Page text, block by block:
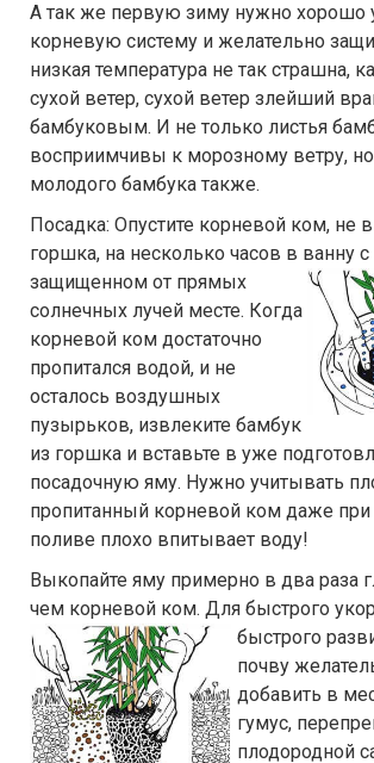
А так же первую зиму нужно хорошо
корневую систему и желательно
низкая температура не так страшна,
сухой ветер, сухой ветер злейший
бамбуковым. И не только листья
восприимчивы к морозному ветру, но
молодого бамбука также.
Посадка: Опустите корневой ком, не
горшка, на несколько часов в ванну
защищенном от прямых
солнечных лучей месте. Когда
корневой ком достаточно
пропитался водой, и не
осталось воздушных
пузырьков, извлеките бамбук
из горшка и вставьте в уже
посадочную яму. Нужно учитывать
пропитанный корневой ком даже
поливе плохо впитывает воду!
Выкопайте яму примерно в два раза
чем корневой ком. Для быстрого
быстрого
почву
добавить в
гумус,
плодородной